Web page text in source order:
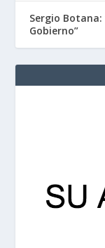
Sergio
Gobierno”